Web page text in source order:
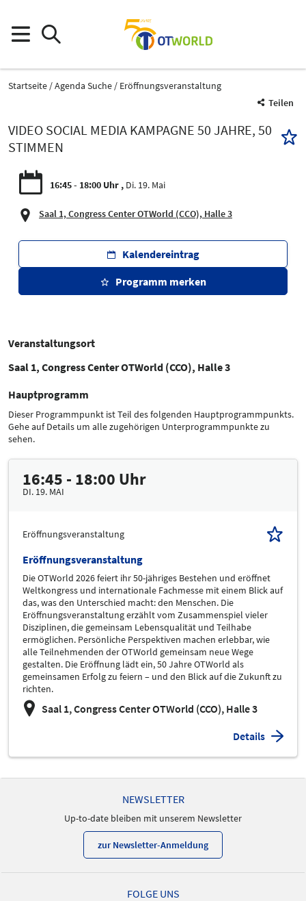
Startseite Agenda Suche
Eröffnungsveranstaltung
Teilen
VIDEO SOCIAL MEDIA KAMPAGNE 50 JAHRE, 50
STIMMEN
16:45 - 18:00 Uhr Di. 19. Mai
Saal 1, Congress Center OTWorld (CCO), Halle 3
Kalendereintrag
Programm merken
Veranstaltungsort
Saal 1, Congress Center OTWorld (CCO), Halle 3
Hauptprogramm
Dieser Programmpunkt ist Teil des folgenden Hauptprogrammpunkts.
Gehe auf Details um alle zugehörigen Unterprogrammpunkte zu
sehen.
16:45 - 18:00 Uhr
DI. 19. MAI
Eröffnungsveranstaltung
Eröffnungsveranstaltung
Die OTWorld 2026 feiert ihr 50-jähriges Bestehen und eröffnet
Weltkongress und internationale Fachmesse mit einem Blick auf
das, was den Unterschied macht: den Menschen. Die
Eröffnungsveranstaltung erzählt vom Zusammenspiel vieler
Disziplinen, die gemeinsam Lebensqualität und Teilhabe
ermöglichen. Persönliche Perspektiven machen erlebbar, wie
alle Teilnehmenden der OTWorld gemeinsam neue Wege
gestalten. Die Eröffnung lädt ein, 50 Jahre OTWorld als
gemeinsamen Erfolg zu feiern – und den Blick auf die Zukunft zu
richten.
Saal 1, Congress Center OTWorld (CCO), Halle 3
Details
NEWSLETTER
Up-to-date bleiben mit unserem Newsletter
zur Newsletter-Anmeldung
FOLGE UNS